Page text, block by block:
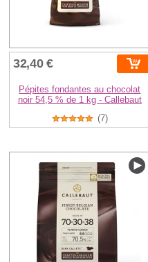
32,40 €
Pépites fondantes au chocolat
noir 54,5 % de 1 kg - Callebaut
(7)